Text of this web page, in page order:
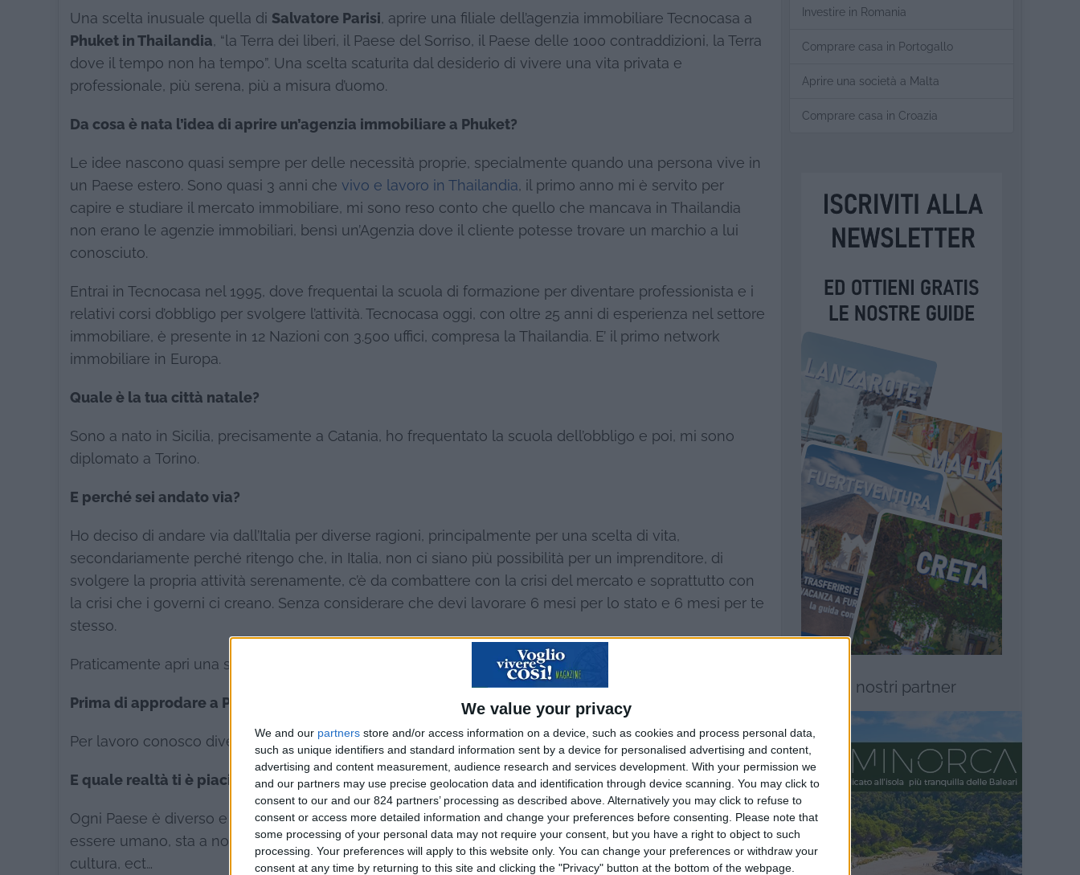
We value your privacy
We and our partners store and/or access information on a device, such as cookies and process personal data,
such as unique identifiers and standard information sent by a device for personalised advertising and content,
advertising and content measurement, audience research and services development. With your permission we
and our partners may use precise geolocation data and identification through device scanning. You may click to
consent to our and our 824 partners’ processing as described above. Alternatively you may click to refuse to
consent or access more detailed information and change your preferences before consenting.
Please note that
some processing of your personal data may not require your consent, but you have a right to object to such
processing. Your preferences will apply to this website only. You can change your preferences or withdraw your
consent at any time by returning to this site and clicking the "Privacy" button at the bottom of the webpage.
Una scelta inusuale quella di Salvatore Parisi, aprire una filiale dell’agenzia immobiliare Tecnocasa a
Phuket in Thailandia, “la Terra dei liberi, il Paese del Sorriso, il Paese delle 1000 contraddizioni, la Terra
dove il tempo non ha tempo”. Una scelta scaturita dal desiderio di vivere una vita privata e
professionale, più serena, più a misura d’uomo.
Da cosa è nata l’idea di aprire un’agenzia immobiliare a Phuket?
Le idee nascono quasi sempre per delle necessità proprie, specialmente quando una persona vive in
un Paese estero. Sono quasi 3 anni che vivo e lavoro in Thailandia, il primo anno mi è servito per
capire e studiare il mercato immobiliare, mi sono reso conto che quello che mancava in Thailandia
non erano le agenzie immobiliari, bensì un’Agenzia dove il cliente potesse trovare un marchio a lui
conosciuto.
Entrai in Tecnocasa nel 1995, dove frequentai la scuola di formazione per diventare professionista e i
relativi corsi d’obbligo per svolgere l’attività. Tecnocasa oggi, con oltre 25 anni di esperienza nel settore
immobiliare, è presente in 12 Nazioni con 3.500 uffici, compresa la Thailandia. E’ il primo network
immobiliare in Europa.
Quale è la tua città natale?
Sono a nato in Sicilia, precisamente a Catania, ho frequentato la scuola dell’obbligo e poi, mi sono
diplomato a Torino.
E perché sei andato via?
Ho deciso di andare via dall’Italia per diverse ragioni, principalmente per una scelta di vita,
secondariamente perché ritengo che, in Italia, non ci siano più possibilità per un imprenditore, di
svolgere la propria attività serenamente, c’è da combattere con la crisi del mercato e soprattutto con
la crisi che i governi ci creano. Senza considerare che devi lavorare 6 mesi per lo stato e 6 mesi per te
stesso.
Praticamente apri una società imprenditoriale con lo stato italiano, assumendoti tu tutti i rischi.
Prima di approdare a Phuket, hai vissuto in altri Paesi?
Per lavoro conosco diversi Paesi Esteri: Brasile (Rio), Russia (Mosca) e Cina (Pechino Shangai) .
E quale realtà ti è piaciuta maggiormente e perché?
Ogni Paese è diverso e bello per le caratteristiche che lo contraddistinguono, proprio come ogni
essere umano, sta a noi trovare il Paese che più si adatta a noi per il clima, per la mentalità, per la sua
cultura, ect…
Investire in Romania
Comprare casa in Portogallo
Aprire una società a Malta
Comprare casa in Croazia
I nostri partner